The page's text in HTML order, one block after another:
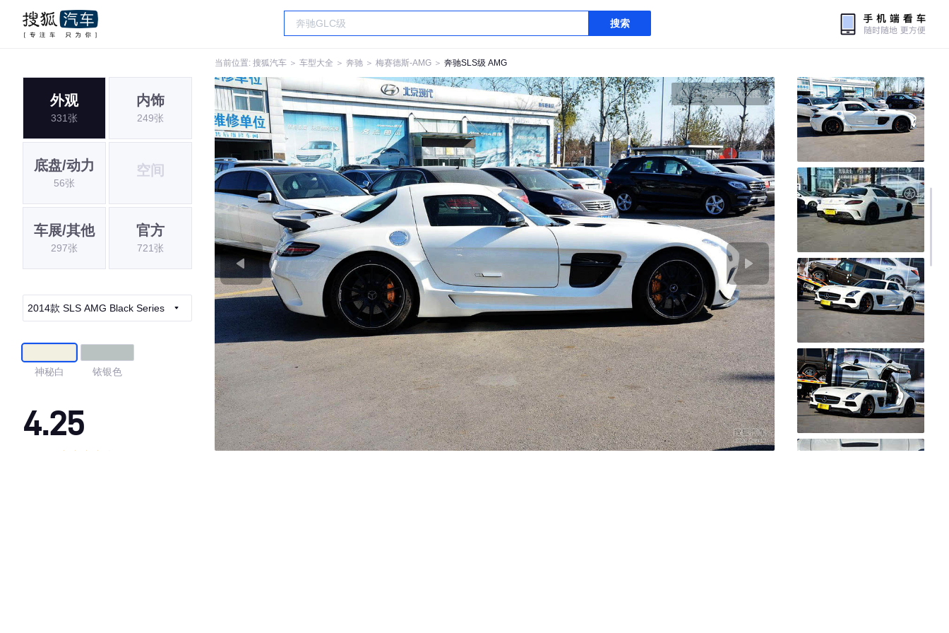
搜索
当前位置: 搜狐汽车 ＞ 车型大全 ＞ 奔驰 ＞ 梅赛德斯-AMG ＞ 奔驰SLS级 AMG
外观
331张
内饰
249张
底盘/动力
56张
空间
车展/其他
297张
官方
721张
2014款 SLS AMG Black Series
神秘白 铱银色
4.25
全屏查看高清大图